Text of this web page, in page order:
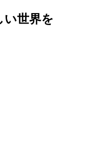
い世界を